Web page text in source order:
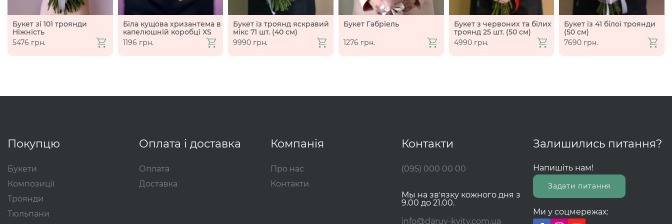
Букет зі 101 троянди
Ніжність
5476 грн.
Біла кущова хризантема в
капелюшній коробці XS
1196 грн.
Букет із троянд яскравий
мікс 71 шт. (40 см)
9990 грн.
Букет Габріель
1276 грн.
Букет з червоних та білих
троянд 25 шт. (50 см)
4990 грн.
Букет із 41 білої троянди
(50 см)
7690 грн.
Покупцю
Букети
Композиції
Троянди
Тюльпани
Оплата і доставка
Оплата
Доставка
Компанія
Про нас
Контакти
Контакти
(095) 000 00 00
Мы на звʼязку кожного дня з
9.00 до 21.00.
info@daruy-kvity.com.ua
Залишились питання?
Напишіть нам!
Задати питання
Ми у соцмережах: